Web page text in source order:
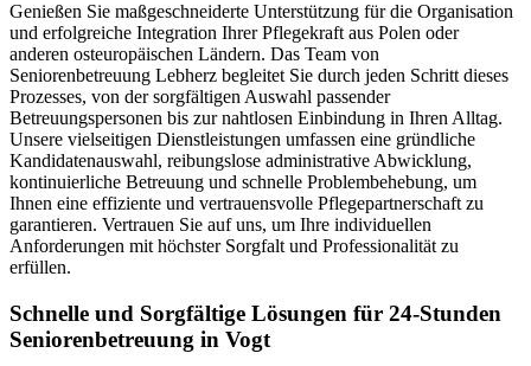
Genießen Sie maßgeschneiderte Unterstützung für die Organisation
und erfolgreiche Integration Ihrer Pflegekraft aus Polen oder
anderen osteuropäischen Ländern. Das Team von
Seniorenbetreuung Lebherz begleitet Sie durch jeden Schritt dieses
Prozesses, von der sorgfältigen Auswahl passender
Betreuungspersonen bis zur nahtlosen Einbindung in Ihren Alltag.
Unsere vielseitigen Dienstleistungen umfassen eine gründliche
Kandidatenauswahl, reibungslose administrative Abwicklung,
kontinuierliche Betreuung und schnelle Problembehebung, um
Ihnen eine effiziente und vertrauensvolle Pflegepartnerschaft zu
garantieren. Vertrauen Sie auf uns, um Ihre individuellen
Anforderungen mit höchster Sorgfalt und Professionalität zu
erfüllen.
Schnelle und Sorgfältige Lösungen für 24-Stunden
Seniorenbetreuung in Vogt